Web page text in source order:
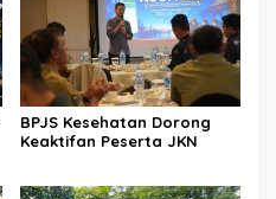
BPJS Kesehatan Dorong
Keaktifan Peserta JKN